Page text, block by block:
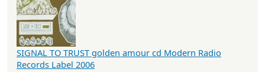
SIGNAL TO TRUST golden amour cd Modern Radio
Records Label 2006